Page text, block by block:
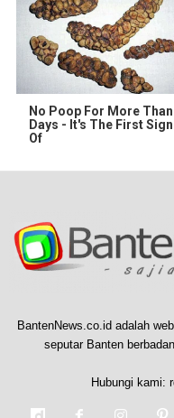
No Poop For More
Days - It's The First Sign
Of
BantenNews.co.id adalah
seputar Banten
Hubungi kami: